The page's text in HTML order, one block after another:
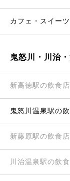
カフェ・スイーツ
鬼怒川・川治
新高徳駅の飲食店
鬼怒川温泉駅の
新藤原駅の飲食店
川治温泉駅の飲